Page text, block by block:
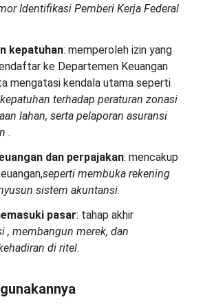
Identifikasi Pemberi Kerja Federal
kepatuhan: memperoleh izin yang
ke Departemen Keuangan
mengatasi kendala utama seperti
terhadap peraturan zonasi
lahan, serta pelaporan asuransi
.
dan perpajakan: mencakup
seperti membuka rekening
sistem akuntansi.
pasar: tahap akhir
, membangun merek, dan
di ritel.